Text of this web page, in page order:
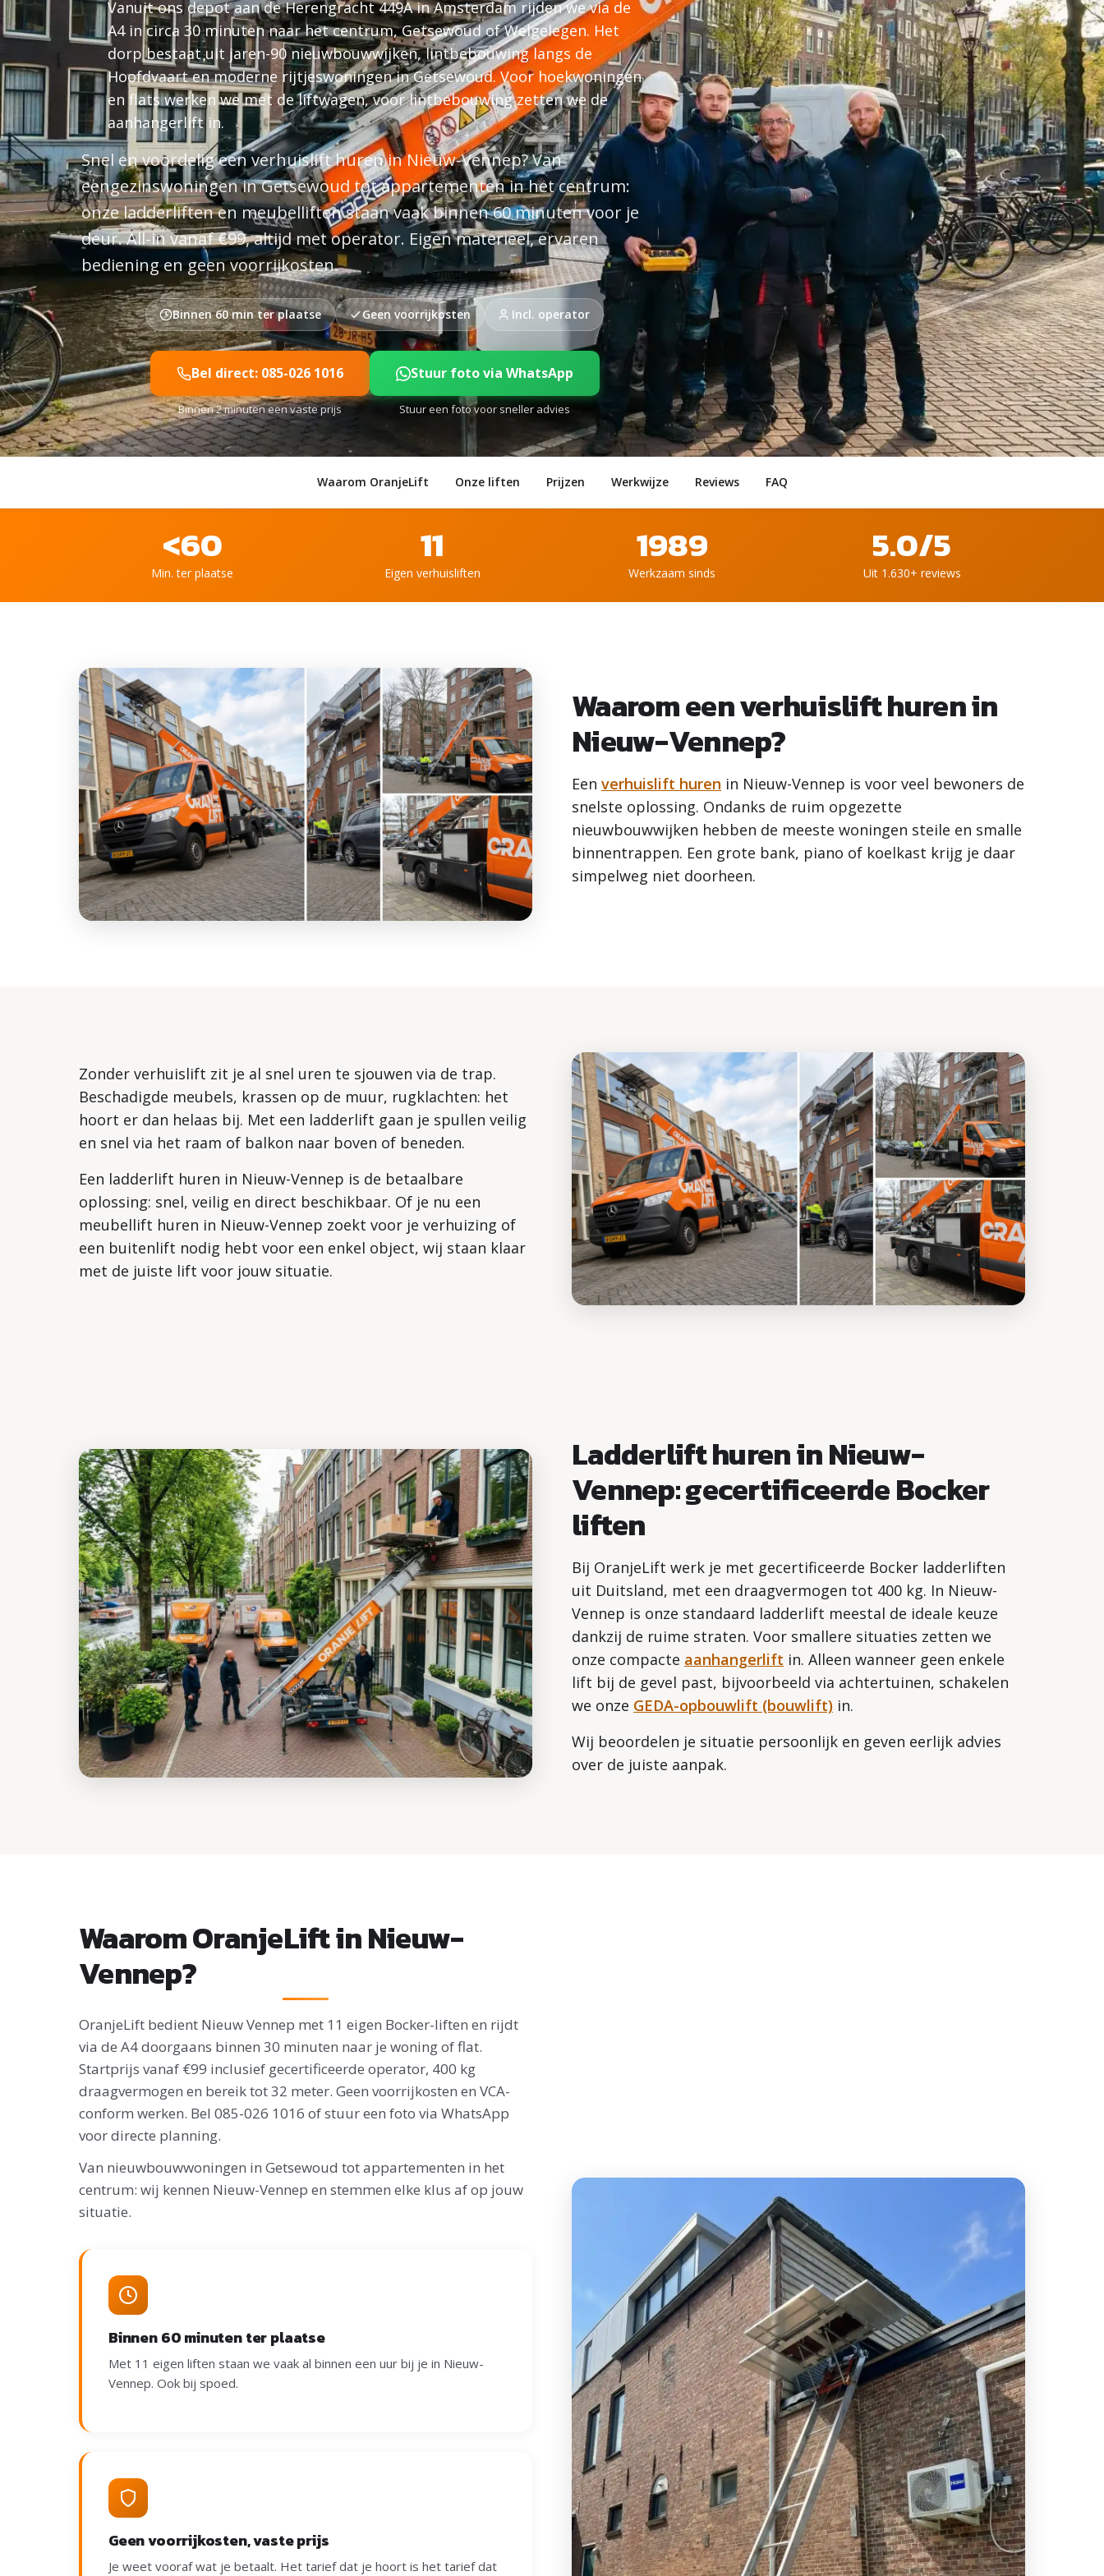
Vanuit ons depot aan de Herengracht 449A in Amsterdam rijden we via de
A4 in circa 30 minuten naar het centrum, Getsewoud of Welgelegen. Het
dorp bestaat uit jaren-90 nieuwbouwwijken, lintbebouwing langs de
Hoofdvaart en moderne rijtjeswoningen in Getsewoud. Voor hoekwoningen
en flats werken we met de liftwagen, voor lintbebouwing zetten we de
aanhangerlift in.
Snel en voordelig een verhuislift huren in Nieuw-Vennep? Van
eengezinswoningen in Getsewoud tot appartementen in het centrum:
onze ladderliften en meubelliften staan vaak binnen 60 minuten voor je
deur. All-in vanaf €99, altijd met operator. Eigen materieel, ervaren
bediening en geen voorrijkosten.
Binnen 60 min ter plaatse Geen voorrijkosten Incl. operator
Bel direct: 085-026 1016
Binnen 2 minuten een vaste prijs
Stuur foto via WhatsApp
Stuur een foto voor sneller advies
Waarom OranjeLift Onze liften Prijzen Werkwijze Reviews FAQ
<60
Min. ter plaatse
11
Eigen verhuisliften
1989
Werkzaam sinds
5.0/5
Uit 1.630+ reviews
Waarom een verhuislift huren in
Nieuw-Vennep?
Een verhuislift huren in Nieuw-Vennep is voor veel bewoners de
snelste oplossing. Ondanks de ruim opgezette
nieuwbouwwijken hebben de meeste woningen steile en smalle
binnentrappen. Een grote bank, piano of koelkast krijg je daar
simpelweg niet doorheen.
Zonder verhuislift zit je al snel uren te sjouwen via de trap.
Beschadigde meubels, krassen op de muur, rugklachten: het
hoort er dan helaas bij. Met een ladderlift gaan je spullen veilig
en snel via het raam of balkon naar boven of beneden.
Een ladderlift huren in Nieuw-Vennep is de betaalbare
oplossing: snel, veilig en direct beschikbaar. Of je nu een
meubellift huren in Nieuw-Vennep zoekt voor je verhuizing of
een buitenlift nodig hebt voor een enkel object, wij staan klaar
met de juiste lift voor jouw situatie.
Ladderlift huren in Nieuw-
Vennep: gecertificeerde Bocker
liften
Bij OranjeLift werk je met gecertificeerde Bocker ladderliften
uit Duitsland, met een draagvermogen tot 400 kg. In Nieuw-
Vennep is onze standaard ladderlift meestal de ideale keuze
dankzij de ruime straten. Voor smallere situaties zetten we
onze compacte aanhangerlift in. Alleen wanneer geen enkele
lift bij de gevel past, bijvoorbeeld via achtertuinen, schakelen
we onze GEDA-opbouwlift (bouwlift) in.
Wij beoordelen je situatie persoonlijk en geven eerlijk advies
over de juiste aanpak.
Waarom OranjeLift in Nieuw-
Vennep?
OranjeLift bedient Nieuw Vennep met 11 eigen Bocker-liften en rijdt
via de A4 doorgaans binnen 30 minuten naar je woning of flat.
Startprijs vanaf €99 inclusief gecertificeerde operator, 400 kg
draagvermogen en bereik tot 32 meter. Geen voorrijkosten en VCA-
conform werken. Bel 085-026 1016 of stuur een foto via WhatsApp
voor directe planning.
Van nieuwbouwwoningen in Getsewoud tot appartementen in het
centrum: wij kennen Nieuw-Vennep en stemmen elke klus af op jouw
situatie.
Binnen 60 minuten ter plaatse
Met 11 eigen liften staan we vaak al binnen een uur bij je in Nieuw-
Vennep. Ook bij spoed.
Geen voorrijkosten, vaste prijs
Je weet vooraf wat je betaalt. Het tarief dat je hoort is het tarief dat